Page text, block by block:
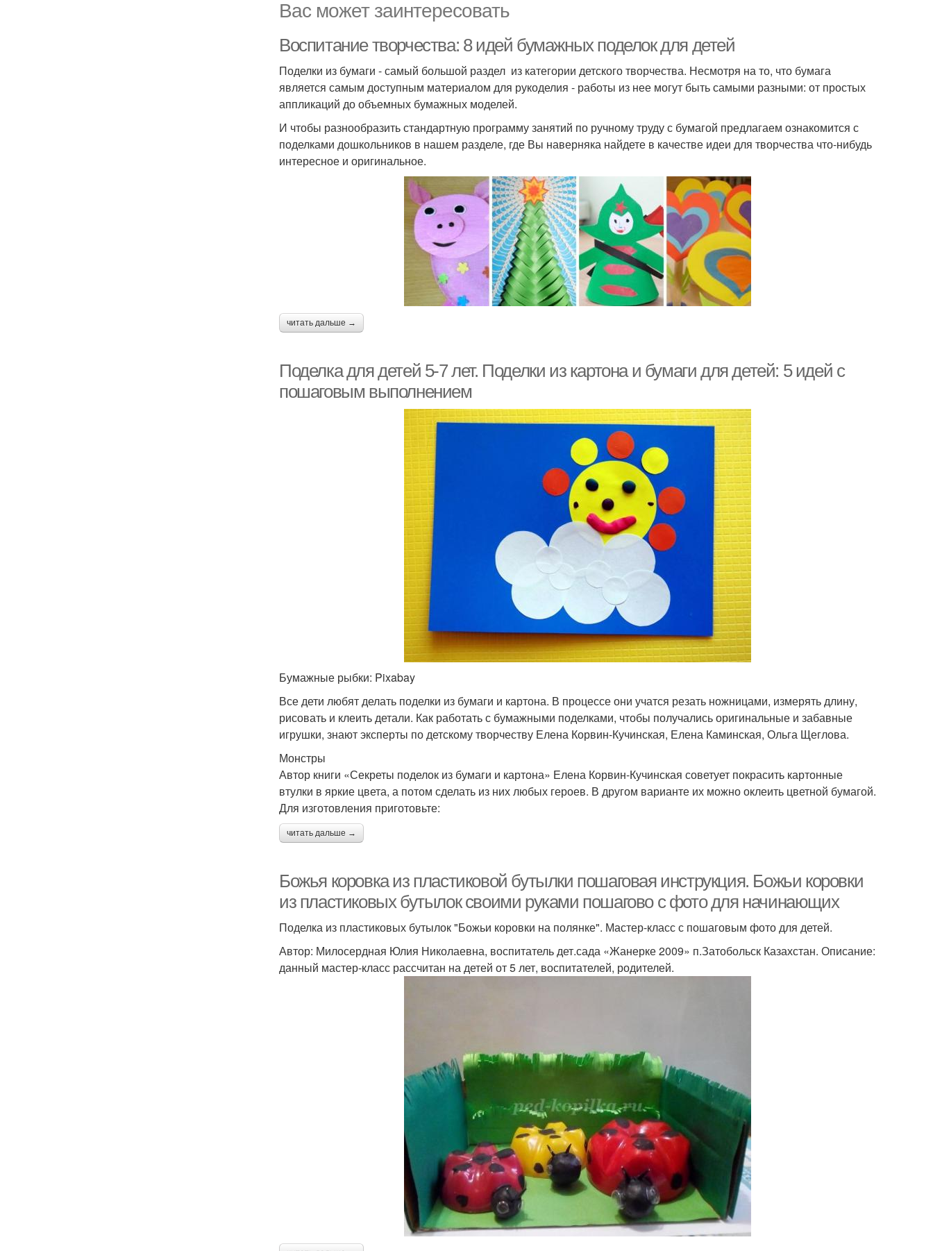
Вас может заинтересовать
Воспитание творчества: 8 идей бумажных поделок для детей
Поделки из бумаги - самый большой раздел из категории детского творчества. Несмотря на то, что бумага
является самым доступным материалом для рукоделия - работы из нее могут быть самыми разными: от простых
аппликаций до объемных бумажных моделей.
И чтобы разнообразить стандартную программу занятий по ручному труду с бумагой предлагаем ознакомится с
поделками дошкольников в нашем разделе, где Вы наверняка найдете в качестве идеи для творчества что-нибудь
интересное и оригинальное.
читать дальше →
Поделка для детей 5-7 лет. Поделки из картона и бумаги для детей: 5 идей с
пошаговым выполнением
Бумажные рыбки: Pixabay
Все дети любят делать поделки из бумаги и картона. В процессе они учатся резать ножницами, измерять длину,
рисовать и клеить детали. Как работать с бумажными поделками, чтобы получались оригинальные и забавные
игрушки, знают эксперты по детскому творчеству Елена Корвин-Кучинская, Елена Каминская, Ольга Щеглова.
Монстры
Автор книги «Секреты поделок из бумаги и картона» Елена Корвин-Кучинская советует покрасить картонные
втулки в яркие цвета, а потом сделать из них любых героев. В другом варианте их можно оклеить цветной бумагой.
Для изготовления приготовьте:
читать дальше →
Божья коровка из пластиковой бутылки пошаговая инструкция. Божьи коровки
из пластиковых бутылок своими руками пошагово с фото для начинающих
Поделка из пластиковых бутылок "Божьи коровки на полянке". Мастер-класс с пошаговым фото для детей.
Автор: Милосердная Юлия Николаевна, воспитатель дет.сада «Жанерке 2009» п.Затобольск Казахстан. Описание:
данный мастер-класс рассчитан на детей от 5 лет, воспитателей, родителей.